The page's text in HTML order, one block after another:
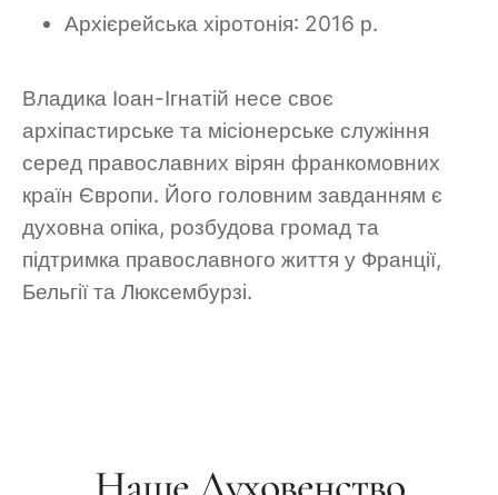
Архієрейська хіротонія: 2016 р.
Владика Іоан-Ігнатій несе своє
архіпастирське та місіонерське служіння
серед православних вірян франкомовних
країн Європи. Його головним завданням є
духовна опіка, розбудова громад та
підтримка православного життя у Франції,
Бельгії та Люксембурзі.